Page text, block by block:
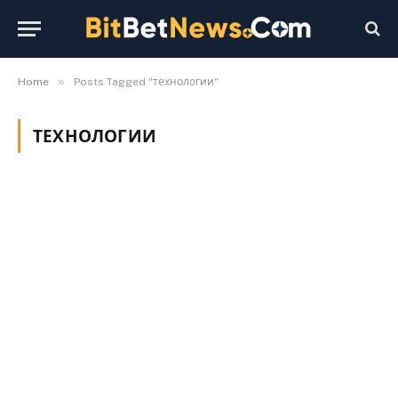
Home » Posts Tagged "технологии"
ТЕХНОЛОГИИ